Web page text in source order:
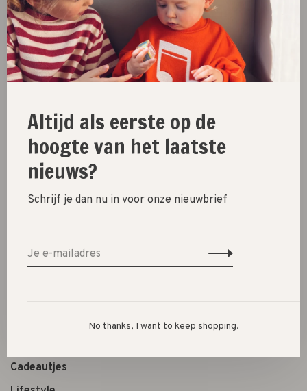
Size :
3Y 4Y 5/6Y 7/8Y 9/10Y
Niet op voorraad
Size guide
Deel dit product:
New
Cadeautjes
Altijd als eerste op de
hoogte van het laatste
nieuws?
Schrijf je dan nu in voor onze nieuwbrief
No thanks, I want to keep shopping.